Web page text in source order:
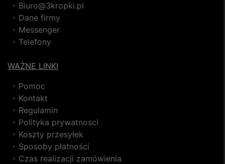
Biuro@3kropki.pl
Dane firmy
Messenger
Telefony
WAŻNE LINKI
Pomoc
Kontakt
Regulamin
Polityka prywatnosci
Koszty przesyłek
Sposoby płatności
Czas realizacji zamówienia